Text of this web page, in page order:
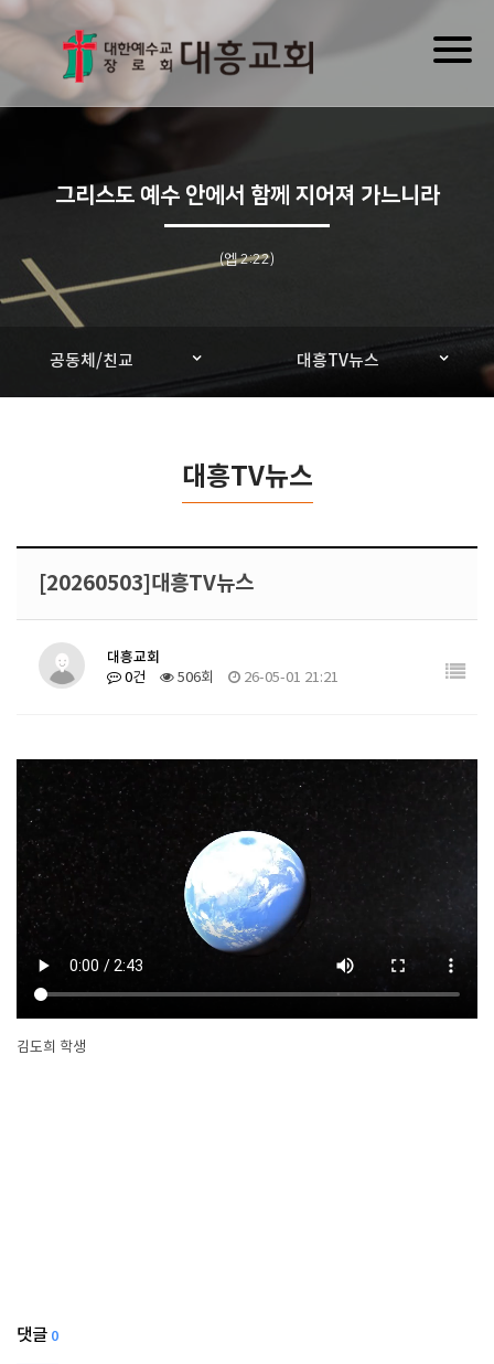
그리스도 예수 안에서 함께 지어져 가느니라
(엡 2:22)
공동체/친교 대흥TV뉴스
대흥TV뉴스
[20260503]대흥TV뉴스
대흥교회
0건 506회 26-05-01 21:21
김도희 학생
댓글 0